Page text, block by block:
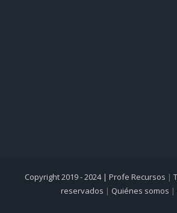
Copyright 2019 - 2024 | Profe Recursos |
reservados | Quiénes somos |